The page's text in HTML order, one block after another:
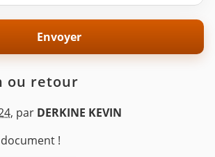
ou retour
, par DERKINE KEVIN
!